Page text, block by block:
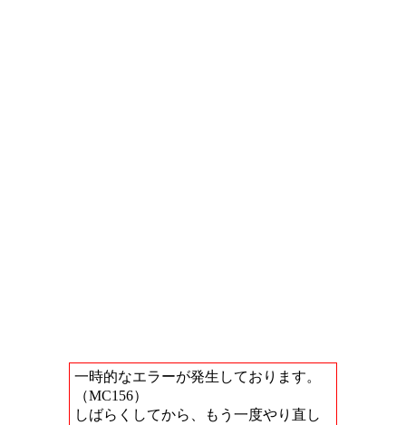
一時的なエラーが発生しております。
（MC156）
しばらくしてから、もう一度やり直し